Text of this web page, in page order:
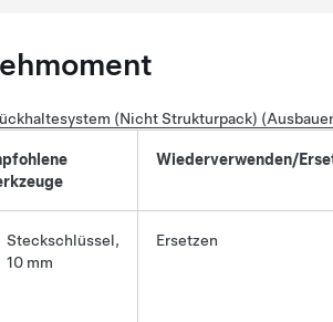
(Nicht Strukturpack)
Wiederverwenden/
Steckschlüssel,
10 mm
Ersetzen